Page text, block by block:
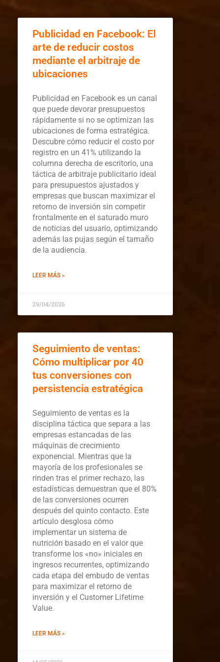
Publicidad en Facebook: El
arte de reducir costos
mediante el arbitraje de
ubicaciones
Publicidad en Facebook es un canal
que puede devorar presupuestos
rápidamente si no se optimizan las
ubicaciones de forma estratégica.
Descubre cómo reducir el costo por
registro en un 41% utilizando la
columna derecha de escritorio, una
táctica de arbitraje publicitario ideal
para presupuestos ajustados y
empresas que buscan maximizar el
retorno de inversión sin competir
frontalmente en el saturado muro
de noticias del usuario, optimizando
además las pujas según el tamaño
de la audiencia.
LEER MÁS »
29/04/2026
Seguimiento de ventas:
Cómo multiplicar por 40
tus conversiones con
persistencia estratégica
Seguimiento de ventas es la
disciplina táctica que separa a las
empresas estancadas de las
máquinas de crecimiento
exponencial. Mientras que la
mayoría de los profesionales se
rinden tras el primer rechazo, las
estadísticas demuestran que el 80%
de las conversiones ocurren
después del quinto contacto. Este
artículo desglosa cómo
implementar un sistema de
nutrición basado en el valor que
transforme los «no» iniciales en
ingresos recurrentes, optimizando
cada etapa del embudo de ventas
para maximizar el retorno de
inversión y el Customer Lifetime
Value.
LEER MÁS »